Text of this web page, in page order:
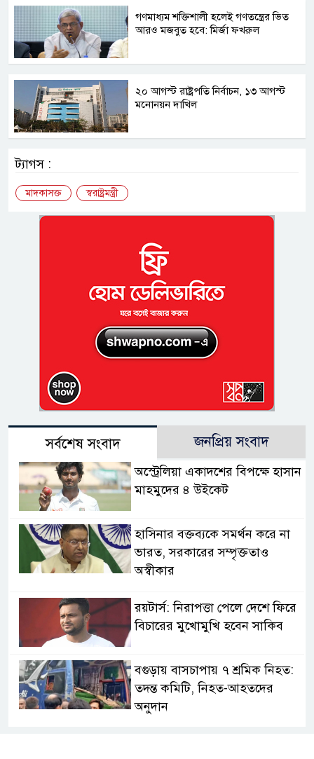
গণমাধ্যম শক্তিশালী হলেই গণতন্ত্রের ভিত
আরও মজবুত হবে: মির্জা ফখরুল
২০ আগস্ট রাষ্ট্রপতি নির্বাচন, ১৩ আগস্ট
মনোনয়ন দাখিল
ট্যাগস :
মাদকাসক্ত স্বরাষ্ট্রমন্ত্রী
সর্বশেষ সংবাদ জনপ্রিয় সংবাদ
অস্ট্রেলিয়া একাদশের বিপক্ষে হাসান
মাহমুদের ৪ উইকেট
হাসিনার বক্তব্যকে সমর্থন করে না
ভারত, সরকারের সম্পৃক্ততাও
অস্বীকার
রয়টার্স: নিরাপত্তা পেলে দেশে ফিরে
বিচারের মুখোমুখি হবেন সাকিব
বগুড়ায় বাসচাপায় ৭ শ্রমিক নিহত:
তদন্ত কমিটি, নিহত-আহতদের
অনুদান